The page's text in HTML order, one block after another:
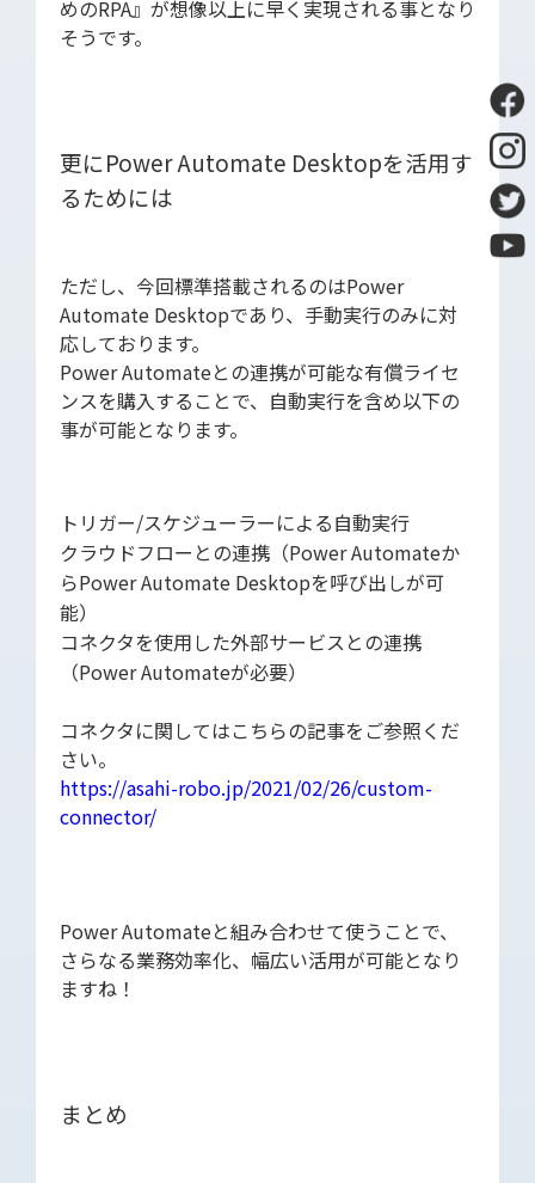
めのRPA』が想像以上に早く実現される事となり
そうです。
更にPower Automate Desktopを活用す
るためには
ただし、今回標準搭載されるのはPower
Automate Desktopであり、手動実行のみに対
応しております。
Power Automateとの連携が可能な有償ライセ
ンスを購入することで、自動実行を含め以下の
事が可能となります。
トリガー/スケジューラーによる自動実行
クラウドフローとの連携（Power Automateか
らPower Automate Desktopを呼び出しが可
能）
コネクタを使用した外部サービスとの連携
（Power Automateが必要）
コネクタに関してはこちらの記事をご参照くだ
さい。
https://asahi-robo.jp/2021/02/26/custom-
connector/
Power Automateと組み合わせて使うことで、
さらなる業務効率化、幅広い活用が可能となり
ますね！
まとめ